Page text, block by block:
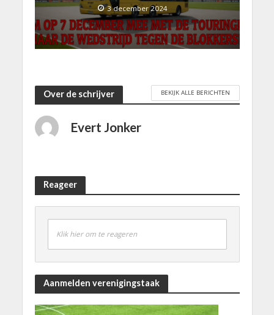
3 december 2024
Over de schrijver BEKIJK ALLE BERICHTEN
Evert Jonker
Reageer
Klik hier om te reageren
Aanmelden verenigingstaak